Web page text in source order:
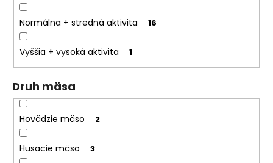
Normálna + stredná aktivita 16
Vyššia + vysoká aktivita 1
Druh mäsa
Hovädzie mäso 2
Husacie mäso 3